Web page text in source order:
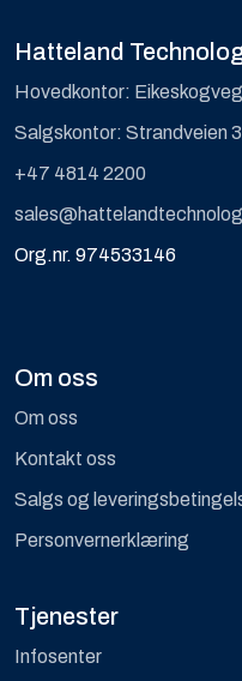
Hatteland
Hovedkontor:
Salgskontor: Strandveien
+47 4814 2200
Org.nr. 974533146
Om oss
Om oss
Kontakt oss
Salgs og
Personvernerklæring
Tjenester
Infosenter